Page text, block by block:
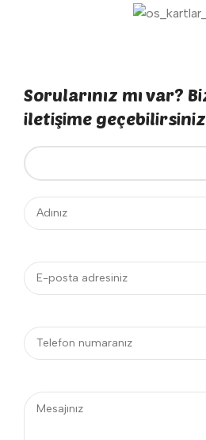
Sorularınız mı var?
iletişime